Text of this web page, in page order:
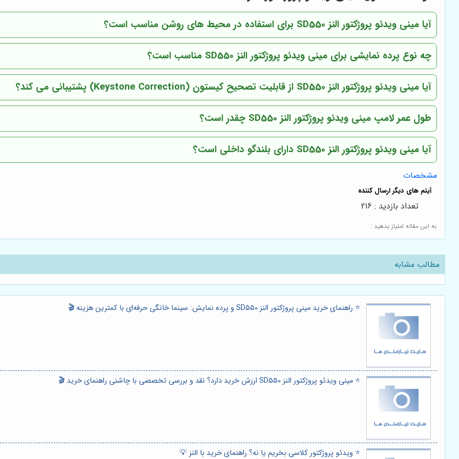
آیا مینی ویدئو پروژکتور النز SD550 برای استفاده در محیط های روشن مناسب است؟
چه نوع پرده نمایشی برای مینی ویدئو پروژکتور النز SD550 مناسب است؟
آیا مینی ویدئو پروژکتور النز SD550 از قابلیت تصحیح کیستون (Keystone Correction) پشتیبانی می کند؟
طول عمر لامپ مینی ویدئو پروژکتور النز SD550 چقدر است؟
آیا مینی ویدئو پروژکتور النز SD550 دارای بلندگو داخلی است؟
مشخصات
به این مقاله امتیاز بدهید :
تعداد بازدید : 216
مطالب مشابه
⭐️ راهنمای خرید مینی پروژکتور النز SD550 و پرده نمایش: سینما خانگی حرفه‌ای با کمترین هزینه 🎬
⭐️ مینی ویدئو پروژکتور النز SD550 ارزش خرید دارد؟ نقد و بررسی تخصصی با چاشنی راهنمای خرید 🎬
⭐️ ویدئو پروژکتور کلاسی بخریم یا نه؟ راهنمای خرید با النز 💡